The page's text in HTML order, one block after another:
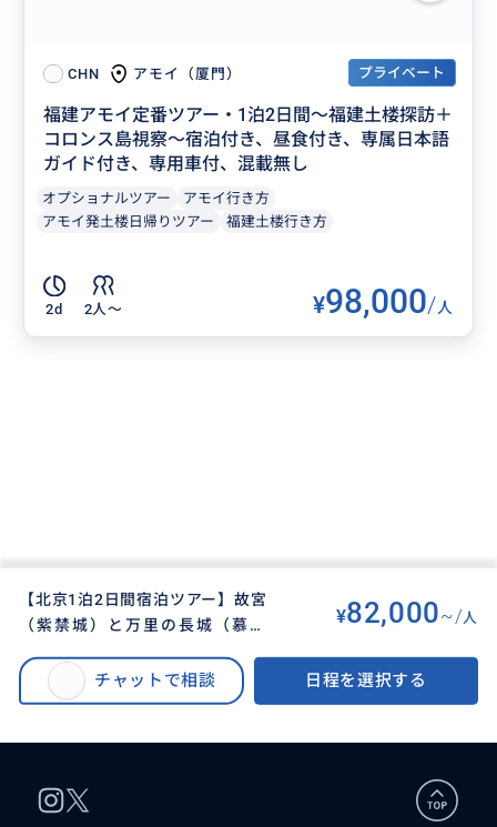
CHN アモイ（厦門） プライベート
福建アモイ定番ツアー・1泊2日間～福建土楼探訪＋
コロンス島視察～宿泊付き、昼食付き、専属日本語
ガイド付き、専用車付、混載無し
オプショナルツアー
アモイ行き方
アモイ発土楼日帰りツアー
福建土楼行き方
2d 2人〜 ¥98,000/人
【北京1泊2日間宿泊ツアー】故宮
（紫禁城）と万里の長城（慕田
る北京現地プライベートツアー
♪♪♪北京ダックとザージャン面
¥82,000~/ 人
チャットで相談 日程を選択する
【北京1泊2日間宿泊ツアー】故宮（紫禁城）と万里の長城（慕田峪）と頤和
園の三大世界遺産を巡る北京現地プライベートツアー♪♪♪北京ダックとザ
ージャン面の昼食付き・混載無し